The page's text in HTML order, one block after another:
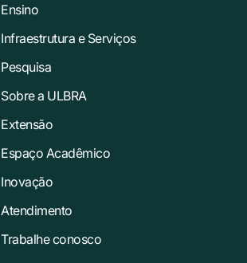
Ensino
Infraestrutura e Serviços
Pesquisa
Sobre a ULBRA
Extensão
Espaço Acadêmico
Inovação
Atendimento
Trabalhe conosco